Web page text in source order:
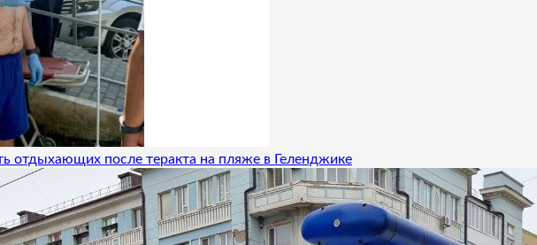
отдыхающих после теракта на пляже в Геленджике